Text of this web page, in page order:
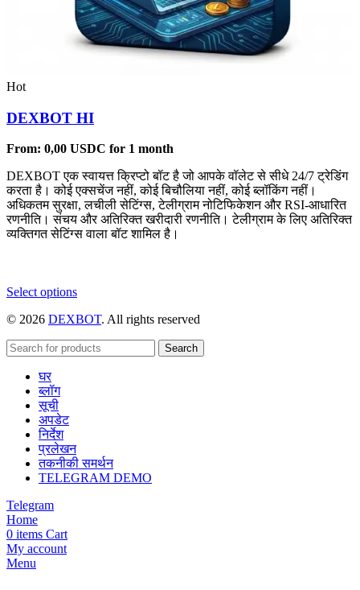
Hot
DEXBOT HI
From: 0,00 USDC for 1 month
DEXBOT एक स्वायत्त क्रिप्टो बॉट है जो आपके वॉलेट से सीधे 24/7 ट्रेडिंग
करता है। कोई एक्सचेंज नहीं, कोई बिचौलिया नहीं, कोई ब्लॉकिंग नहीं।
अधिकतम सुरक्षा, लचीली सेटिंग्स, टेलीग्राम नोटिफिकेशन और RSI-आधारित
रणनीति। संचय और अतिरिक्त खरीदारी रणनीति। टेलीग्राम के लिए अतिरिक्त
व्यक्तिगत सेटिंग्स वाला बॉट शामिल है।
Select optionsThis
has
variants.
the
product
page
© 2026 DEXBOT. All rights reserved
Search
घर
ब्लॉग
सूची
अपडेट
निर्देश
प्रलेखन
तकनीकी समर्थन
TELEGRAM DEMO
Telegram
Home
0 items Cart
My account
Menu